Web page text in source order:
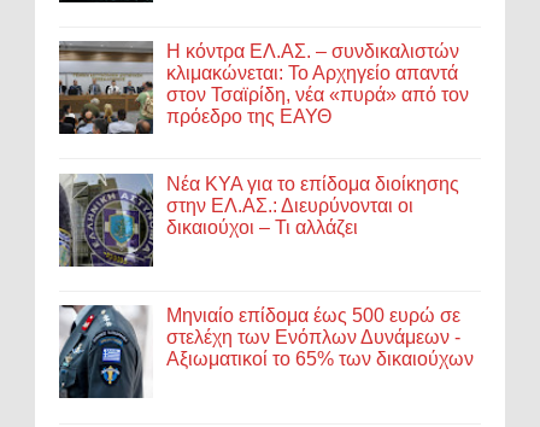
Η κόντρα ΕΛ.ΑΣ. – συνδικαλιστών
κλιμακώνεται: Το Αρχηγείο απαντά
στον Τσαϊρίδη, νέα «πυρά» από τον
πρόεδρο της ΕΑΥΘ
Νέα ΚΥΑ για το επίδομα διοίκησης
στην ΕΛ.ΑΣ.: Διευρύνονται οι
δικαιούχοι – Τι αλλάζει
Μηνιαίο επίδομα έως 500 ευρώ σε
στελέχη των Ενόπλων Δυνάμεων -
Αξιωματικοί το 65% των δικαιούχων